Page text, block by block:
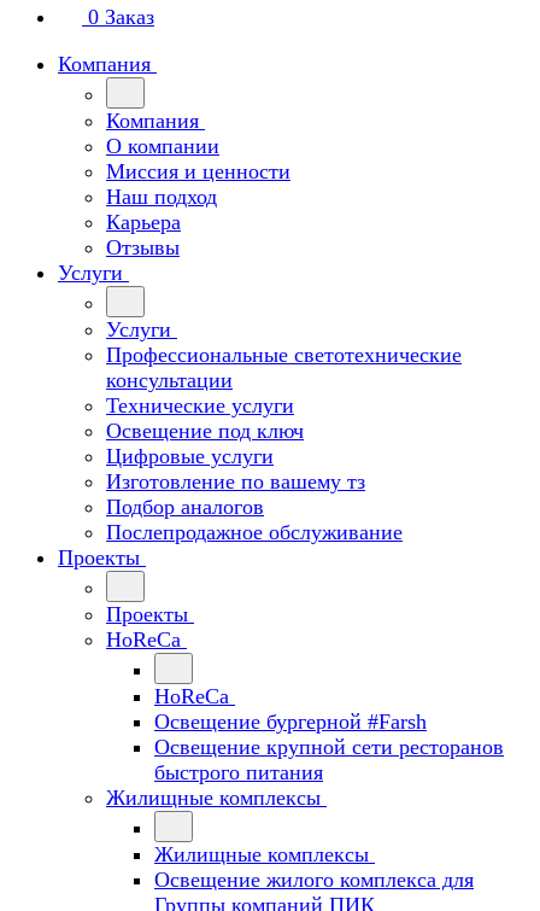
0 Заказ
Компания
Компания
О компании
Миссия и ценности
Наш подход
Карьера
Отзывы
Услуги
Услуги
Профессиональные светотехнические
консультации
Технические услуги
Освещение под ключ
Цифровые услуги
Изготовление по вашему тз
Подбор аналогов
Послепродажное обслуживание
Проекты
Проекты
HoReCa
HoReCa
Освещение бургерной #Farsh
Освещение крупной сети ресторанов
быстрого питания
Жилищные комплексы
Жилищные комплексы
Освещение жилого комплекса для
Группы компаний ПИК